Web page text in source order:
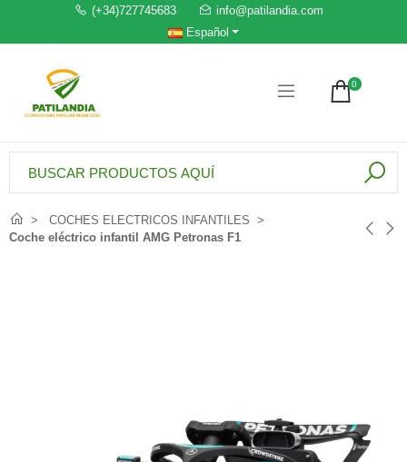
(+34)727745683
info@patilandia.com
Español
0
COCHES ELECTRICOS INFANTILES
Coche eléctrico infantil AMG Petronas F1